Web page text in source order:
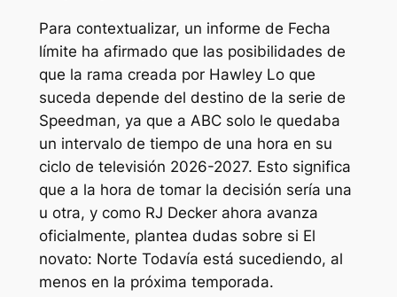
Para contextualizar, un informe de Fecha
límite ha afirmado que las posibilidades de
que la rama creada por Hawley Lo que
suceda depende del destino de la serie de
Speedman, ya que a ABC solo le quedaba
un intervalo de tiempo de una hora en su
ciclo de televisión 2026-2027. Esto significa
que a la hora de tomar la decisión sería una
u otra, y como RJ Deckerahora avanza
oficialmente, plantea dudas sobre si El
novato: Norte Todavía está sucediendo, al
menos en la próxima temporada.